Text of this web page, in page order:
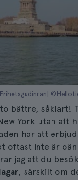
Frihetsgudinnan|
bättre, såklart!
York utan att
har att
oftast inte är
jag att du
, särskilt om